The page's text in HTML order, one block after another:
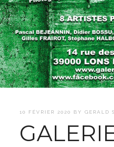
10 FÉVRIER 2020 BY GERALD